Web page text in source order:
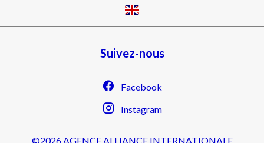
Suivez-nous
Facebook
Instagram
©2026 AGENCE ALLIANCE INTERNATIONALE